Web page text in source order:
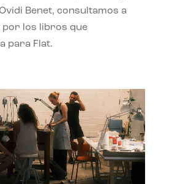
Benet, consultamos a
por los libros que
para Flat.